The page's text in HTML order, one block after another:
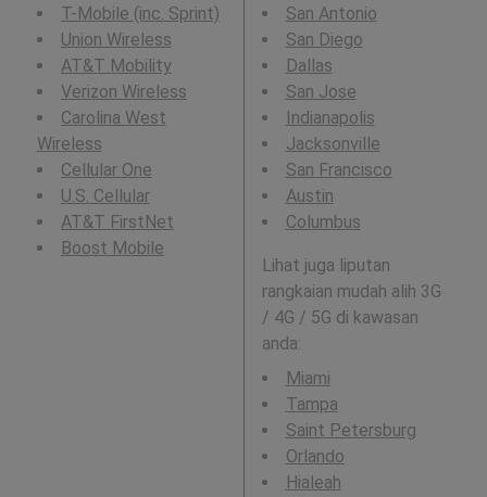
T-Mobile (inc. Sprint)
Union Wireless
AT&T Mobility
Verizon Wireless
Carolina West
Wireless
Cellular One
U.S. Cellular
AT&T FirstNet
Boost Mobile
San Antonio
San Diego
Dallas
San Jose
Indianapolis
Jacksonville
San Francisco
Austin
Columbus
Lihat juga liputan
rangkaian mudah alih 3G
/ 4G / 5G di kawasan
anda:
Miami
Tampa
Saint Petersburg
Orlando
Hialeah